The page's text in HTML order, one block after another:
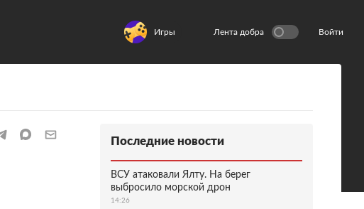
Игры Лента добра Войти
Последние новости
ВСУ атаковали Ялту. На берег
выбросило морской дрон
14:26